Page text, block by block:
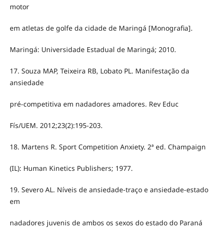
motor
em atletas de golfe da cidade de Maringá [Monografia].
Maringá: Universidade Estadual de Maringá; 2010.
17. Souza MAP, Teixeira RB, Lobato PL. Manifestação da
ansiedade
pré-competitiva em nadadores amadores. Rev Educ
Fís/UEM. 2012;23(2):195-203.
18. Martens R. Sport Competition Anxiety. 2ª ed. Champaign
(IL): Human Kinetics Publishers; 1977.
19. Severo AL. Níveis de ansiedade-traço e ansiedade-estado
em
nadadores juvenis de ambos os sexos do estado do Paraná